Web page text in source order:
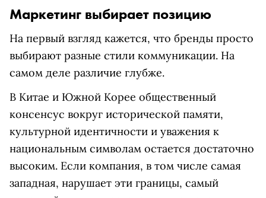
Маркетинг выбирает позицию
На первый взгляд кажется, что бренды просто
выбирают разные стили коммуникации. На
самом деле различие глубже.
В Китае и Южной Корее общественный
консенсус вокруг исторической памяти,
культурной идентичности и уважения к
национальным символам остается достаточно
высоким. Если компания, в том числе самая
западная, нарушает эти границы, самый